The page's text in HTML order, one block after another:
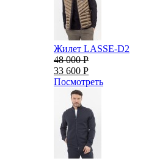
Жилет LASSE-D2
48 000 Р
33 600 Р
Посмотреть